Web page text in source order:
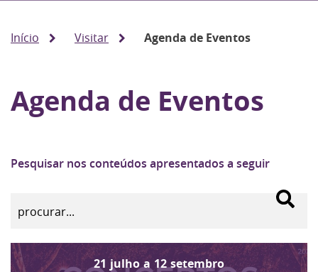
Início Visitar Agenda de Eventos
Agenda de Eventos
Pesquisar nos conteúdos apresentados a seguir
21 julho a 12 setembro